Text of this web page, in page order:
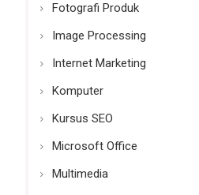
Fotografi Produk
Image Processing
Internet Marketing
Komputer
Kursus SEO
Microsoft Office
Multimedia